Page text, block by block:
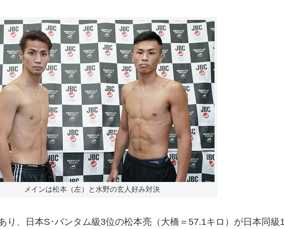
メインは松本（左）と水野の玄人好み対決
、日本S･バンタム級3位の松本亮（大橋＝57.1キロ）が日本同級